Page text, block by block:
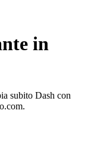
in
subito Dash con